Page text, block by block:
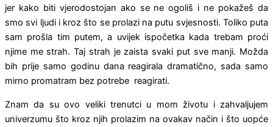
jer kako biti vjerodostojan ako se ne ogoliš i ne pokažeš da
smo svi ljudi i kroz što se prolazi na putu svjesnosti. Toliko puta
sam prošla tim putem, a uvijek ispočetka kada trebam proći
njime me strah. Taj strah je zaista svaki put sve manji. Možda
bih prije samo godinu dana reagirala dramatično, sada samo
mirno promatram bez potrebe reagirati.
Znam da su ovo veliki trenutci u mom životu i zahvaljujem
univerzumu što kroz njih prolazim na ovakav način i što uopće